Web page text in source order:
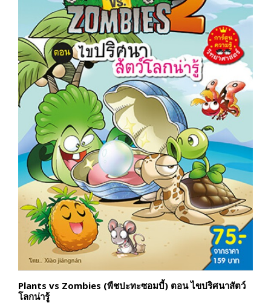
Plants vs Zombies (พืชปะทะซอมบี้) ตอน ไขปริศนาสัตว์
โลกน่ารู้